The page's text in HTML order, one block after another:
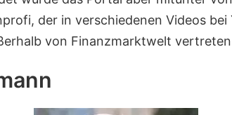
der in verschiedenen Videos bei
von Finanzmarktwelt